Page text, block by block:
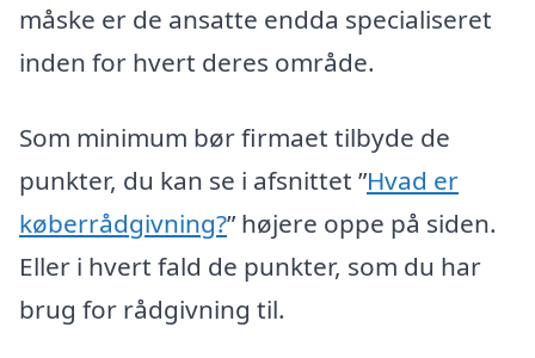
måske er de ansatte endda specialiseret
inden for hvert deres område.
Som minimum bør firmaet tilbyde de
punkter, du kan se i afsnittet ”Hvad er
køberrådgivning?” højere oppe på siden.
Eller i hvert fald de punkter, som du har
brug for rådgivning til.